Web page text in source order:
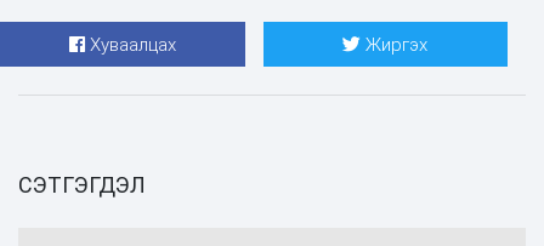
Хуваалцах Жиргэх
СЭТГЭГДЭЛ